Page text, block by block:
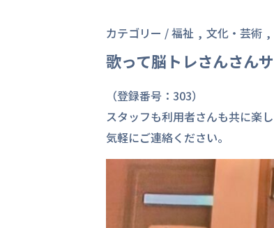
カテゴリー /福祉 文化・芸術
歌って脳トレさんさん
（登録番号：303）
スタッフも利用者さんも共に楽
気軽にご連絡ください。